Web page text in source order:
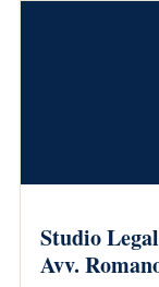
Studio
Avv.